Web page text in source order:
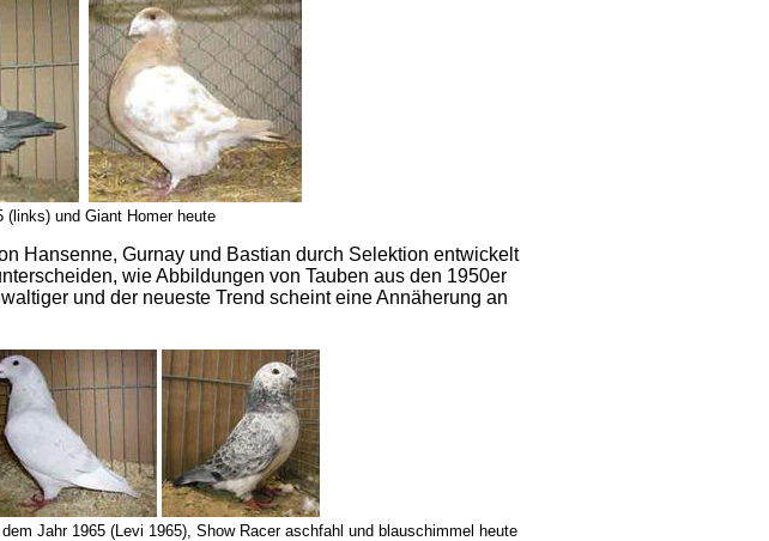
(links) und Giant Homer heute
Hansenne, Gurnay und Bastian durch Selektion entwickelt
wie Abbildungen von Tauben aus den 1950er
und der neueste Trend scheint eine Annäherung an
Jahr 1965 (Levi 1965), Show Racer aschfahl und blauschimmel heute